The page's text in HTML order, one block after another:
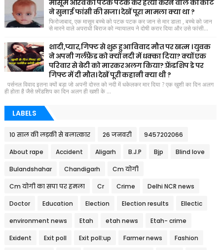
मासूम आरव की पटक पटक कर हत्या करने वाले को कोर्ट
ने सुनाई फांसी की सजा। देखें पूरा मामला क्या था ?
फिरोजाबाद, एक मासूम बच्चे को पटक पटक कर जान से मार डाला , बच्चे को जान
से मारने वाले अपराधी बिराज को न्यायालय ने दोषी करार दिया और उसे फांसी...
शादी,प्यार,गिफ्ट से शुरू हुआ विवाद मौत पर खत्म । युवक
ने अपनी गर्लफ्रैंड को क्यों नदी में धक्का दिया? क्यों एक
परिवार से बेटी को मारकर अलग किया? फ़्रेंडशिप डे पर
गिफ्ट में दी मौत। देखें पूरी कहानी क्या थी ?
पर्सनल विवाद इतना क्यों बड़ा जो अपनी दोस्त को नदी में धकेलकर मार दिया ? एक खुशी का दिन अलग
ही होता है जैसे फ़्रेंडशिप का दिन अलग ही खशी के ...
LABELS
10 साल की लड़की से बलात्कार 26 जनवरी 9457202066
About rape Accident Aligarh B.J.P Bjp Blind love
Bulandshahar Chandigarh Cm योगी
Cm योगी का सपा पर हमला Cr Crime Delhi NCR news
Doctor Education Election Election results Ellectic
environment news Etah etah news Etah- crime
Exident Exit poll Exit poll:up Farmer news Fashion